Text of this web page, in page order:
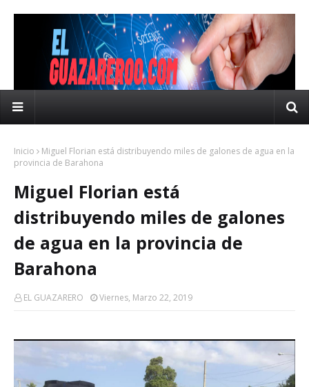
Inicio
Miguel Florian está distribuyendo miles de galones de agua en la
provincia de Barahona
Miguel Florian está
distribuyendo miles de galones
de agua en la provincia de
Barahona
EL GUAZARERO Viernes, Marzo 22, 2019